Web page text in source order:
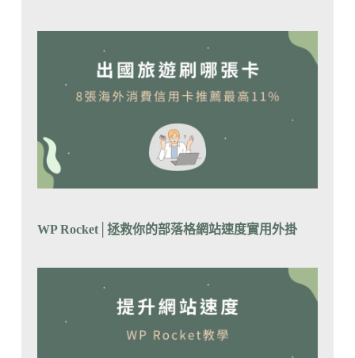
WP Rocket│拯救你的部落格網站速度實用外掛